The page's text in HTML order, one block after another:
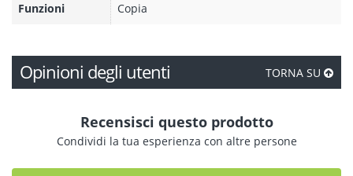
Funzioni Copia
Opinioni degli utenti TORNA SU
Recensisci questo prodotto
Condividi la tua esperienza con altre persone